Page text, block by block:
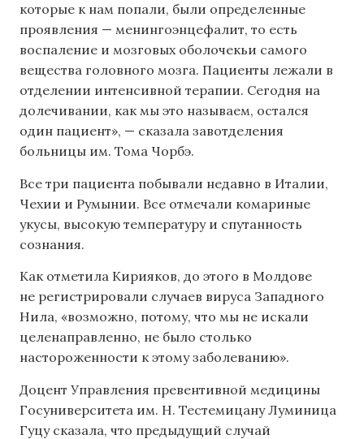
которые к нам попали, были определенные
проявления — менингоэнцефалит, то есть
воспаление и мозговых оболочекьи самого
вещества головного мозга. Пациенты лежали в
отделении интенсивной терапии. Сегодня на
долечивании, как мы это называем, остался
один пациент», — сказала завотделения
больницы им. Тома Чорбэ.
Все три пациента побывали недавно в Италии,
Чехии и Румынии. Все отмечали комариные
укусы, высокую температуру и спутанность
сознания.
Как отметила Кирияков, до этого в Молдове
не регистрировали случаев вируса Западного
Нила, «возможно, потому, что мы не искали
целенаправленно, не было столько
настороженности к этому заболеванию».
Доцент Управления превентивной медицины
Госуниверситета им. Н. Тестемицану Луминица
Гуцу сказала, что предыдущий случай